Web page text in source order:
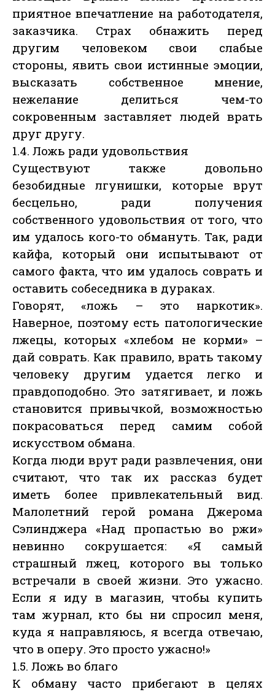
приятное впечатление на работодателя,
заказчика. Страх обнажить перед
другим человеком свои слабые
стороны, явить свои истинные эмоции,
высказать собственное мнение,
нежелание делиться чем-то
сокровенным заставляет людей врать
друг другу.
1.4. Ложь ради удовольствия
Существуют также довольно
безобидные лгунишки, которые врут
бесцельно, ради получения
собственного удовольствия от того, что
им удалось кого-то обмануть. Так, ради
кайфа, который они испытывают от
самого факта, что им удалось соврать и
оставить собеседника в дураках.
Говорят, «ложь – это наркотик».
Наверное, поэтому есть патологические
лжецы, которых «хлебом не корми» –
дай соврать. Как правило, врать такому
человеку другим удается легко и
правдоподобно. Это затягивает, и ложь
становится привычкой, возможностью
покрасоваться перед самим собой
искусством обмана.
Когда люди врут ради развлечения, они
считают, что так их рассказ будет
иметь более привлекательный вид.
Малолетний герой романа Джерома
Сэлинджера «Над пропастью во ржи»
невинно сокрушается: «Я самый
страшный лжец, которого вы только
встречали в своей жизни. Это ужасно.
Если я иду в магазин, чтобы купить
там журнал, кто бы ни спросил меня,
куда я направляюсь, я всегда отвечаю,
что в оперу. Это просто ужасно!»
1.5. Ложь во благо
К обману часто прибегают в целях